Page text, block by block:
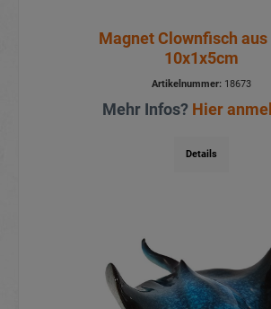
Magnet Clownfisch
10x1x5cm
Artikelnummer:18673
Mehr Infos? Hier
Details